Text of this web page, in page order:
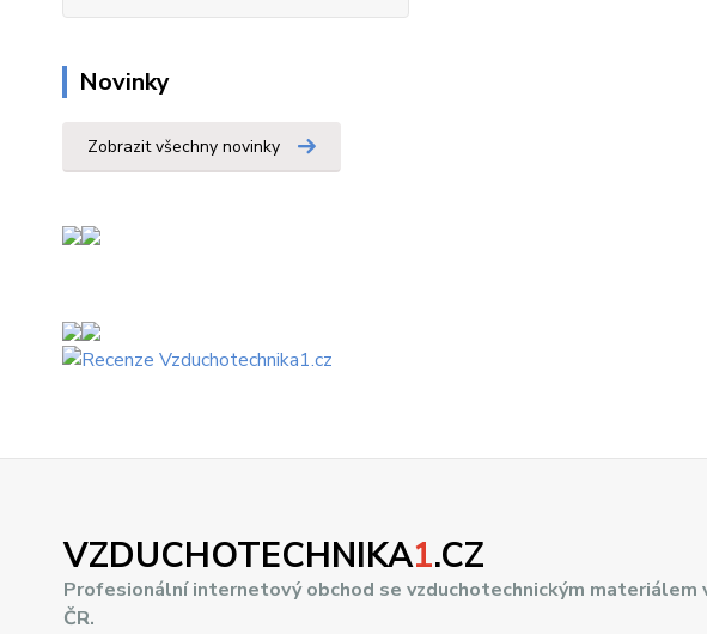
Novinky
Zobrazit všechny novinky
VZDUCHOTECHNIKA1.CZ
Profesionální internetový obchod se vzduchotechnickým materiálem
ČR.